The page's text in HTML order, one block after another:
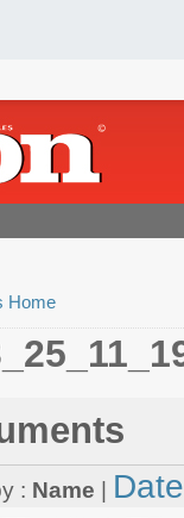
Home
: Name Date